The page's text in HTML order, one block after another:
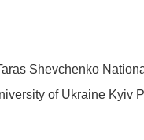
Shevchenko
of Ukraine Kyiv